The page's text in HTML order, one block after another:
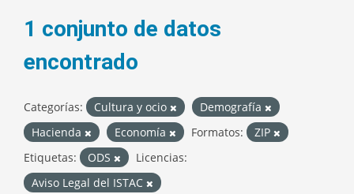
1 conjunto de datos
encontrado
Categorías: Cultura y ocio
Demografía
Hacienda
Economía Formatos:
ZIP
Etiquetas:
ODS
Licencias:
Aviso Legal del ISTAC